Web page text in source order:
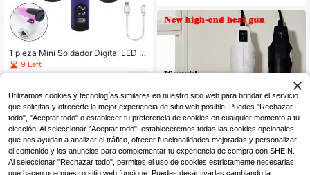
1 pieza Mini Soldador Digital LED d
e 510 Hilos, con pantalla de visualiz
ación, batería portátil de 400mAh, k
a con voltaje ajustable, con cable d
e carga Tipo-C, almacenamiento c
onveniente, compatible con herrami
entas de punta de calentamiento, a
decuado para teléfono, computador
a, cámara, reparación de placa de c
ircuito
9 Left
Ahorro de 0,01€
1 pieza Nueva pistola de aire calien
Utilizamos cookies y tecnologías similares en nuestro sitio web para brindar el servicio
que solicitas y ofrecerte la mejor experiencia de sitio web posible. Puedes "Rechazar
todo", "Aceptar todo" o establecer tu preferencia de cookies en cualquier momento a tu
elección. Al seleccionar "Aceptar todo", estableceremos todas las cookies opcionales,
que nos ayudan a analizar el tráfico, ofrecer funcionalidades mejoradas y personalizar
el contenido y los anuncios para complementar tu experiencia de compra con SHEIN.
Al seleccionar "Rechazar todo", permites el uso de cookies estrictamente necesarias
que hacen que nuestro sitio web funcione. Puedes desactivarlas cambiando la